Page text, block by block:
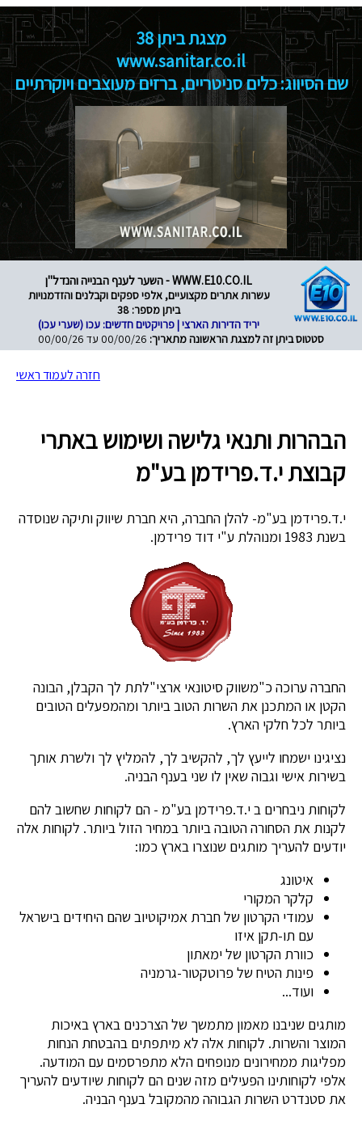
מצגת ביתן 38
www.sanitar.co.il
שם הסיווג: כלים סניטריים, ברזים מעוצבים ויוקרתיים
WWW.E10.CO.IL - השער לענף הבנייה והנדל"ן
עשרות אתרים מקצועיים, אלפי ספקים וקבלנים והזדמנויות
ביתן מספר: 38
יריד הדירות הארצי | פרויקטים חדשים: עכו (שערי עכו)
סטטוס ביתן זה למצגת הראשונה מתאריך: 00/00/26 עד 00/00/26
חזרה לעמוד ראשי
הבהרות ותנאי גלישה ושימוש באתרי
קבוצת י.ד.פרידמן בע"מ
י.ד.פרידמן בע"מ- להלן החברה, היא חברת שיווק ותיקה שנוסדה
בשנת 1983 ומנוהלת ע"י דוד פרידמן.
החברה ערוכה כ"משווק סיטונאי ארצי"לתת לך הקבלן, הבונה
הקטן או המתכנן את השרות הטוב ביותר ומהמפעלים הטובים
ביותר לכל חלקי הארץ.
נציגינו ישמחו לייעץ לך, להקשיב לך, להמליץ לך ולשרת אותך
בשירות אישי וגבוה שאין לו שני בענף הבניה.
לקוחות ניבחרים ב י.ד.פרידמן בע"מ - הם לקוחות שחשוב להם
לקנות את הסחורה הטובה ביותר במחיר הזול ביותר. לקוחות אלה
יודעים להעריך מותגים שנוצרו בארץ כמו:
איטונג
קלקר המקורי
עמודי הקרטון של חברת אמיקוטיוב שהם היחידים בישראל
עם תו-תקן איזו
כוורת הקרטון של ימאתון
פינות הטיח של פרוטקטור-גרמניה
ועוד...
מותגים שניבנו מאמון מתמשך של הצרכנים בארץ באיכות
המוצר והשרות. לקוחות אלה לא מיתפתים בהבטחת הנחות
מפליגות ממחירונים מנופחים הלא מתפרסמים עם המודעה.
אלפי לקוחותינו הפעילים מזה שנים הם לקוחות שיודעים להעריך
את סטנדרט השרות הגבוהה מהמקובל בענף הבניה.